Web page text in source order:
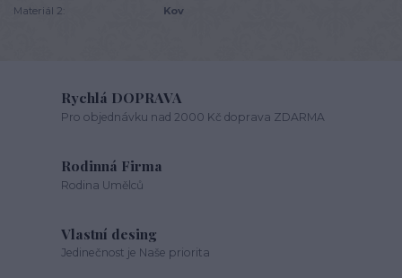
Materiál 2:
Kov
Rychlá DOPRAVA
Pro objednávku nad 2000 Kč doprava ZDARMA
Rodinná Firma
Rodina Umělců
Vlastní desing
Jedinečnost je Naše priorita